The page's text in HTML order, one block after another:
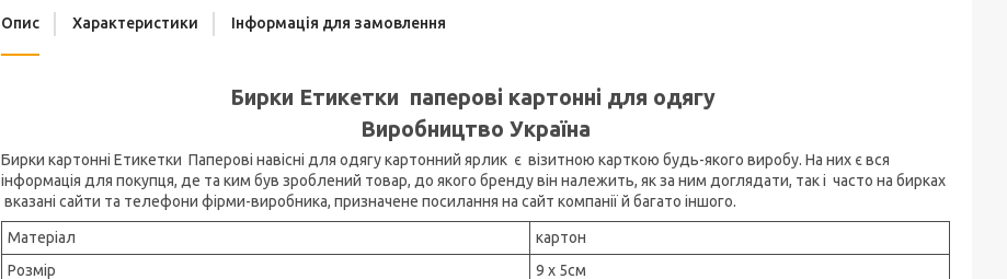
Опис Характеристики Інформація для замовлення
Бирки Етикетки паперові картонні для одягу
Виробництво Україна
Бирки картонні Етикетки Паперові навісні для одягу картонний ярлик є візитною карткою будь-якого виробу. На них є вся
інформація для покупця, де та ким був зроблений товар, до якого бренду він належить, як за ним доглядати, так і часто на бирках
вказані сайти та телефони фірми-виробника, призначене посилання на сайт компанії й багато іншого.
Матеріал
картон
Розмір
9 х 5см